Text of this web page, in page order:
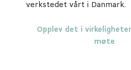
verkstedet vårt i Danmark.
Opplev det i
møte